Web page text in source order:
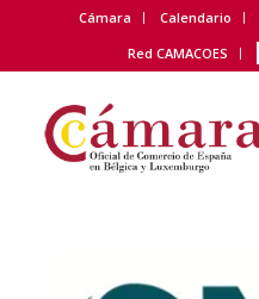
Cámara Calendario
Red CAMACOES